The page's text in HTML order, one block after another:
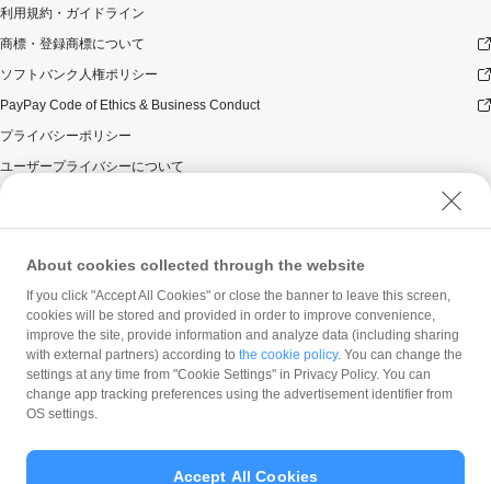
利用規約・ガイドライン
商標・登録商標について
ソフトバンク人権ポリシー
PayPay Code of Ethics & Business Conduct
プライバシーポリシー
ユーザープライバシーについて
ウェブサイト利用規約
反社会的勢力に対する方針
勧誘方針
マネロン等基本方針
カスタマーハラスメントに関する当社の考え方
About cookies collected through the website
If you click "Accept All Cookies" or close the banner to leave this screen,
cookies will be stored and provided in order to improve convenience,
improve the site, provide information and analyze data (including sharing
with external partners) according to the cookie policy. You can change the
settings at any time from "Cookie Settings" in Privacy Policy. You can
change app tracking preferences using the advertisement identifier from
OS settings.
Accept All Cookies